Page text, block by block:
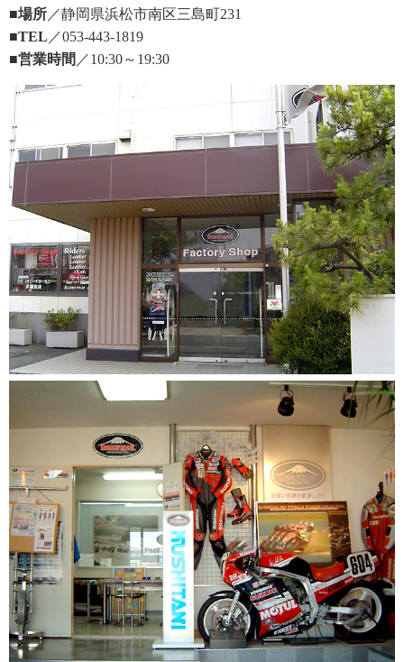
■場所 ／静岡県浜松市南区三島町231
■TEL ／053-443-1819
■営業時間 ／10:30～19:30